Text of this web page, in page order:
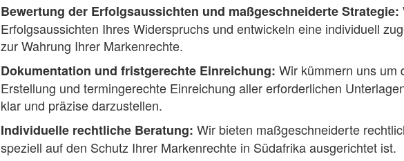
Bewertung der Erfolgsaussichten und maßgeschneiderte Strategie:
Erfolgsaussichten Ihres Widerspruchs und entwickeln eine individuell
zur Wahrung Ihrer Markenrechte.
Dokumentation und fristgerechte Einreichung: Wir kümmern uns um
Erstellung und termingerechte Einreichung aller erforderlichen
klar und präzise darzustellen.
Individuelle rechtliche Beratung: Wir bieten maßgeschneiderte
speziell auf den Schutz Ihrer Markenrechte in Südafrika ausgerichtet ist.